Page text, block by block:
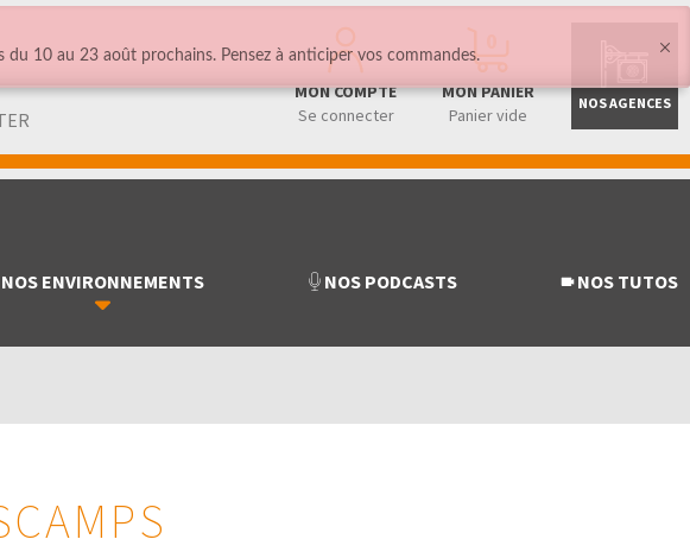
MON COMPTE
Se connecter
MON PANIER
Panier vide
NOS AGENCES
NOS ENVIRONNEMENTS NOS PODCASTS NOS TUTOS
10 au 23 août prochains. Pensez à anticiper vos commandes.